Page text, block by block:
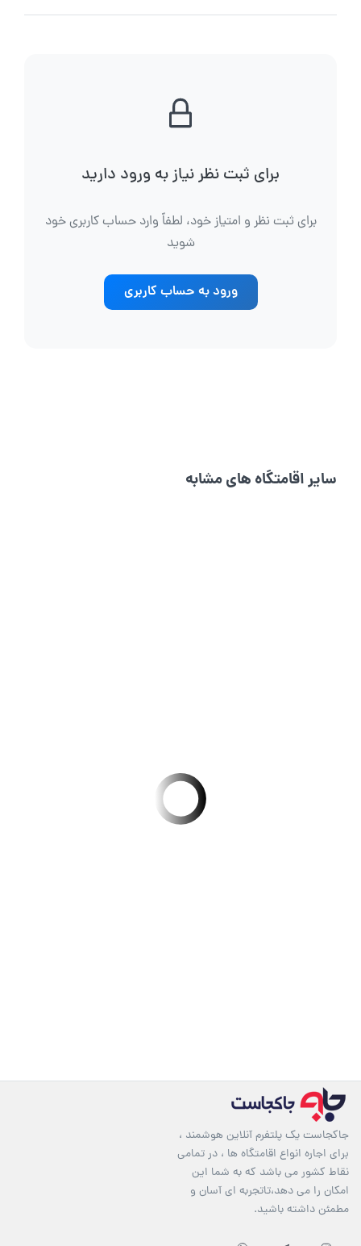
برای ثبت نظر نیاز به ورود دارید
برای ثبت نظر و امتیاز خود، لطفاً وارد حساب کاربری خود
شوید
ورود به حساب کاربری
سایر اقامتگاه های مشابه
جاکجاست یک پلتفرم آنلاین هوشمند ،
برای اجاره انواع اقامتگاه ها ، در تمامی
نقاط کشور می باشد که به شما این
امکان را می دهد،تاتجربه ای آسان و
مطمئن داشته باشید.